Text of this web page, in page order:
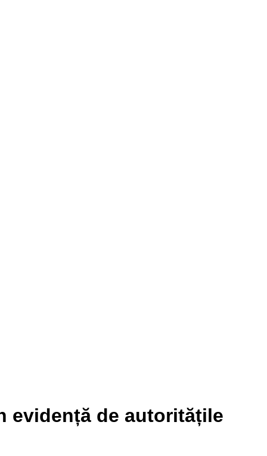
evidență de autoritățile